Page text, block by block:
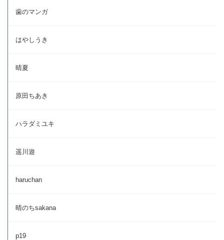
歯のマンガ
はやしうき
晴夏
原田ちあき
ハラダミユキ
遥川遊
haruchan
晴のちsakana
p19